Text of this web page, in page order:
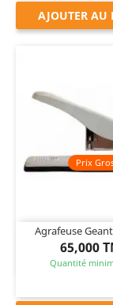
AJOUTER AU
Agrafeuse
65,000
Quantité
Prix